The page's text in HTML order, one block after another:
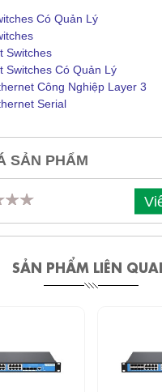
Có Quản Lý
Switches
Switches Có Quản Lý
Công Nghiệp Layer 3
Serial
SẢN PHẨM
SẢN PHẨM LIÊN